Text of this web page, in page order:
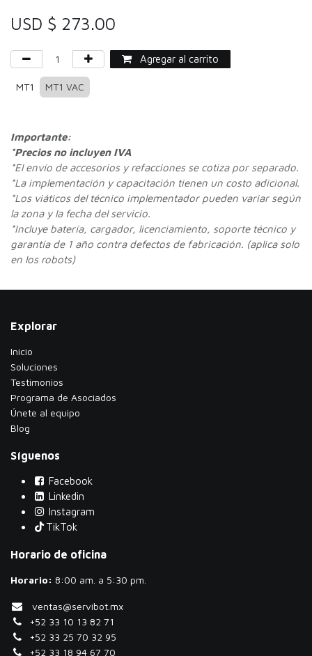
USD $ 273.00
Agregar al carrito
MT1 MT1 VAC
Importante:
*Precios no incluyen IVA
*El envío de accesorios y refacciones se cotiza por separado.
*La implementación y capacitación tienen un costo adicional.
*Los viáticos del técnico implementador pueden variar según
la zona y la fecha del servicio.
*Incluye batería, cargador, licenciamiento, soporte técnico y
garantía de 1 año contra defectos de fabricación. (aplica solo
en los robots)
Explorar
Inicio
Soluciones
Testimonios
​Programa de Asociados
Únete al equipo
Blog
Síguenos
Facebook
Linkedin
Instagram
TikTok
Horario de oficina
Horario: ​8:00 am. a 5:30 pm.
ventas@servibot.mx
+52 33 10 13 82 71
+52 33 25 70 32 95
+52 33 18 94 67 70